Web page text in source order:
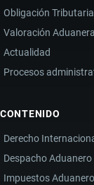
Obligación Tributaria
Valoración Aduanera
Actualidad
Procesos
CONTENIDO
Derecho
Despacho Aduanero
Impuestos